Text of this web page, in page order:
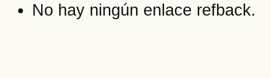
No hay ningún enlace refback.